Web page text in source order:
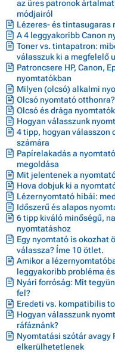
az üres patronok
módjairól
Lézeres- és tintasugaras
A 4 leggyakoribb Canon
Toner vs. tintapatron:
válasszuk ki a megfelelő
Patroncsere HP, Canon,
nyomtatókban
Milyen (olcsó) alkalmi
Olcsó nyomtató
Olcsó és drága
Hogyan válasszunk
4 tipp, hogyan válasszon
számára
Papírelakadás a
megoldása
Mit jelentenek a
Hova dobjuk ki a
Lézernyomtató hibái:
Időszerű és alapos
6 tipp kiváló minőségű,
nyomtatáshoz
Egy nyomtató is okozhat
válassza? Íme 10 ötlet.
Amikor a
leggyakoribb probléma
Nyári forróság: Mit
fel?
Eredeti vs. kompatibilis
Hogyan válasszunk
ráfáznánk?
Nyomtatási szótár avagy
elkerülhetetlenek